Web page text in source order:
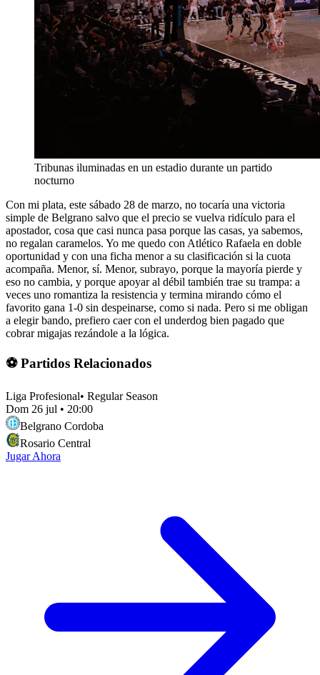
Tribunas iluminadas en un estadio durante un partido
nocturno
Con mi plata, este sábado 28 de marzo, no tocaría una victoria
simple de Belgrano salvo que el precio se vuelva ridículo para el
apostador, cosa que casi nunca pasa porque las casas, ya sabemos,
no regalan caramelos. Yo me quedo con Atlético Rafaela en doble
oportunidad y con una ficha menor a su clasificación si la cuota
acompaña. Menor, sí. Menor, subrayo, porque la mayoría pierde y
eso no cambia, y porque apoyar al débil también trae su trampa: a
veces uno romantiza la resistencia y termina mirando cómo el
favorito gana 1-0 sin despeinarse, como si nada. Pero si me obligan
a elegir bando, prefiero caer con el underdog bien pagado que
cobrar migajas rezándole a la lógica.
⚽ Partidos Relacionados
Liga Profesional• Regular Season
Dom 26 jul • 20:00
Belgrano Cordoba
Rosario Central
Jugar Ahora